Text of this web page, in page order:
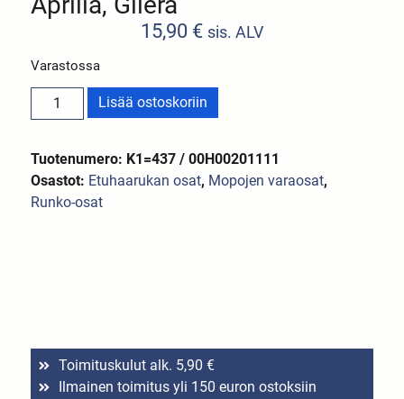
15,90 € sis. ALV
Varastossa
Lisää ostoskoriin
Tuotenumero: K1=437 / 00H00201111
Osastot: Etuhaarukan osat, Mopojen varaosat,
Runko-osat
Toimituskulut alk. 5,90 €
Ilmainen toimitus yli 150 euron ostoksiin